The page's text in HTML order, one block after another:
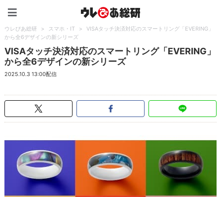
ウレぴあ総研 > スマホ・IT >
VISAタッチ決済対応のスマートリング「EVERING」
から全6デザインの新シリーズ
VISAタッチ決済対応のスマートリング「EVERING」
から全6デザインの新シリーズ
2025.10.3 13:00配信